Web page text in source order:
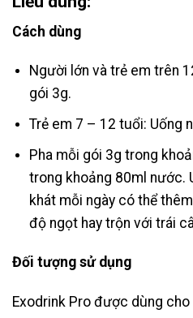
Cách dùng
Người lớn và trẻ em trên
gói 3g.
Trẻ em 7 – 12 tuổi: Uống
Pha mỗi gói 3g trong
trong khoảng 80ml nước.
khát mỗi ngày có thể
độ ngọt hay trộn với trái
Đối tượng sử dụng
Exodrink Pro được dùng